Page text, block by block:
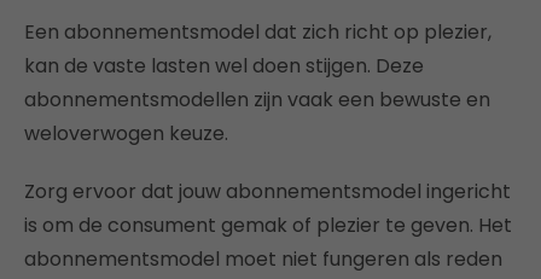
Een abonnementsmodel dat zich richt op plezier,
kan de vaste lasten wel doen stijgen. Deze
abonnementsmodellen zijn vaak een bewuste en
weloverwogen keuze.
Zorg ervoor dat jouw abonnementsmodel ingericht
is om de consument gemak of plezier te geven. Het
abonnementsmodel moet niet fungeren als reden